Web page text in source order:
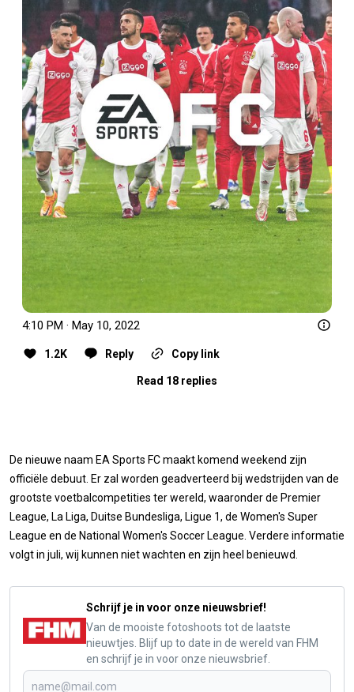
4:10 PM · May 10, 2022
1.2K Reply Copy link
Read 18 replies
De nieuwe naam EA Sports FC maakt komend weekend zijn
officiële debuut. Er zal worden geadverteerd bij wedstrijden van de
grootste voetbalcompetities ter wereld, waaronder de Premier
League, La Liga, Duitse Bundesliga, Ligue 1, de Women's Super
League en de National Women's Soccer League. Verdere informatie
volgt in juli, wij kunnen niet wachten en zijn heel benieuwd.
Schrijf je in voor onze nieuwsbrief!
Van de mooiste fotoshoots tot de laatste
nieuwtjes. Blijf up to date in de wereld van FHM
en schrijf je in voor onze nieuwsbrief.